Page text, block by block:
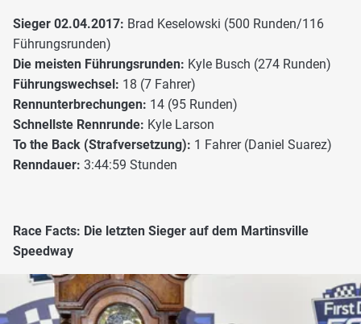
Sieger 02.04.2017: Brad Keselowski (500 Runden/116
Führungsrunden)
Die meisten Führungsrunden: Kyle Busch (274 Runden)
Führungswechsel: 18 (7 Fahrer)
Rennunterbrechungen: 14 (95 Runden)
Schnellste Rennrunde: Kyle Larson
To the Back (Strafversetzung): 1 Fahrer (Daniel Suarez)
Renndauer: 3:44:59 Stunden
Race Facts: Die letzten Sieger auf dem Martinsville
Speedway